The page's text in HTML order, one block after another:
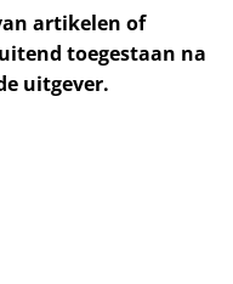
artikelen of
toegestaan na
uitgever.